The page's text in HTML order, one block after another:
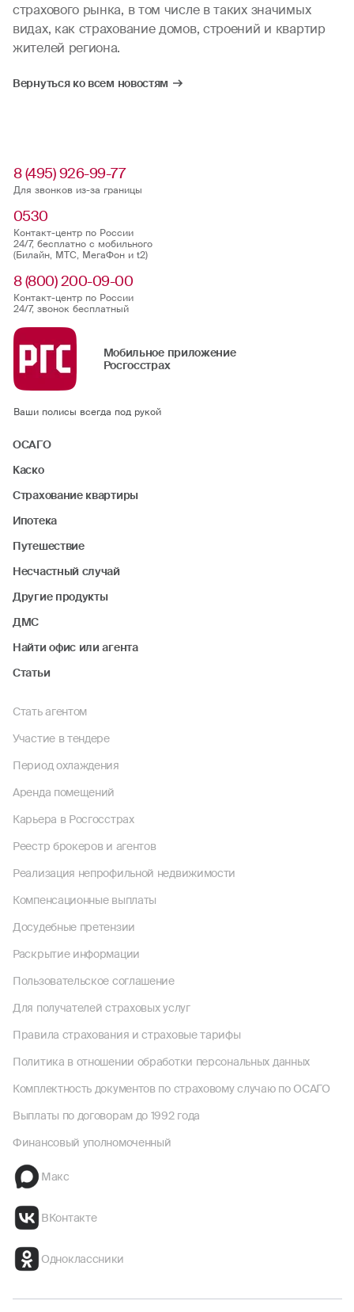
страхового рынка, в том числе в таких значимых
видах, как страхование домов, строений и квартир
жителей региона.
Вернуться ко всем новостям
8 (495) 926-99-77
Для звонков из-за границы
0530
Контакт-центр по России
24/7, бесплатно с мобильного
(Билайн, МТС, МегаФон и t2)
8 (800) 200-09-00
Контакт-центр по России
24/7, звонок бесплатный
Мобильное приложение
Росгосстрах
Ваши полисы всегда под рукой
ОСАГО
Каско
Страхование квартиры
Ипотека
Путешествие
Несчастный случай
Другие продукты
ДМС
Найти офис или агента
Статьи
Стать агентом
Участие в тендере
Период охлаждения
Аренда помещений
Карьера в Росгосстрах
Реестр брокеров и агентов
Реализация непрофильной недвижимости
Компенсационные выплаты
Досудебные претензии
Раскрытие информации
Пользовательское соглашение
Для получателей страховых услуг
Правила страхования и страховые тарифы
Политика в отношении обработки персональных данных
Комплектность документов по страховому случаю по ОСАГО
Выплаты по договорам до 1992 года
Финансовый уполномоченный
Макс
ВКонтакте
Одноклассники